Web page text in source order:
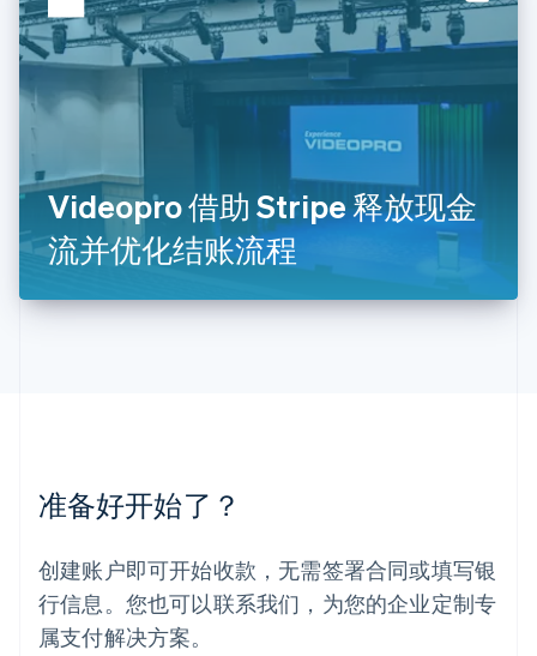
Videopro 借助 Stripe 释放现金
流并优化结账流程
准备好开始了？
创建账户即可开始收款，无需签署合同或填写银
行信息。您也可以联系我们，为您的企业定制专
属支付解决方案。
立陶宛
English
列支敦士登
English
卢森堡
Deutsch
English
马尔他
English
马来西亚
English 简体中文
美国
日本
日本語English
SvenskaEnglish
瑞士
DeutschFrançais ItalianoEnglish
塞浦路斯